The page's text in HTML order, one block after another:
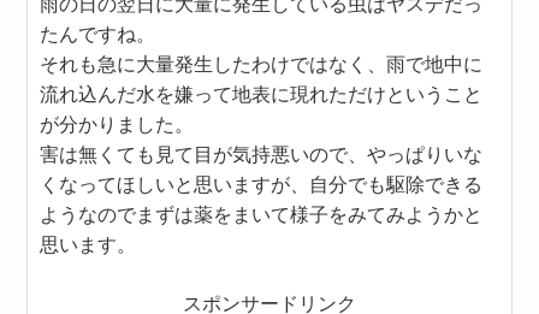
雨の日の翌日に大量に発生している虫はヤスデだっ
たんですね。
それも急に大量発生したわけではなく、雨で地中に
流れ込んだ水を嫌って地表に現れただけということ
が分かりました。
害は無くても見て目が気持悪いので、やっぱりいな
くなってほしいと思いますが、自分でも駆除できる
ようなのでまずは薬をまいて様子をみてみようかと
思います。
スポンサードリンク